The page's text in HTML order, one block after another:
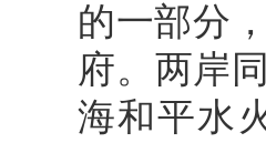
的一部分
府。两岸
海和平水